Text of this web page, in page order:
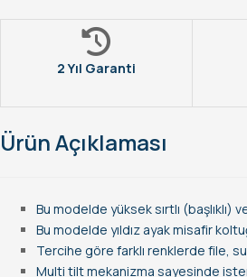
2 Yıl Garanti
Ürün Açıklaması
Bu modelde yüksek sırtlı (başlıklı)
Bu modelde yıldız ayak misafir
Tercihe göre farklı renklerde file,
Multi tilt mekanizma sayesinde